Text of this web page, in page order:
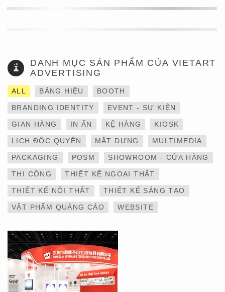
DANH MỤC SẢN PHẨM CỦA VIETART
ADVERTISING
ALL BẢNG HIỆU BOOTH
BRANDING IDENTITY EVENT - SỰ KIỆN
GIAN HÀNG IN ẤN KỆ HÀNG KIOSK
LỊCH ĐỘC QUYỀN MẶT DỰNG MULTIMEDIA
PACKAGING POSM SHOWROOM - CỬA HÀNG
THI CÔNG THIẾT KẾ NGOẠI THẤT
THIẾT KẾ NỘI THẤT THIẾT KẾ SÁNG TẠO
VẬT PHẨM QUẢNG CÁO WEBSITE
THIẾT KẾ VÀ THI CÔNG
GIAN HÀNG 6×9 TẠI
TRIỂN LÃM IBTE 2024 –
TỐI ƯU KHÔNG GIAN,
GIA TĂNG GIÁ TRỊ
THƯƠNG HIỆU
THIẾT KẾ VÀ THI CÔNG
GIAN HÀNG 6×9 TẠI